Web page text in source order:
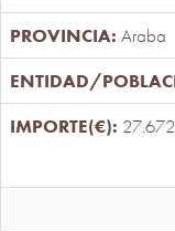
Araba